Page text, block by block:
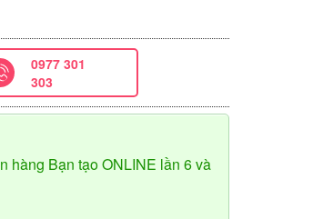
0977 301
303
hàng Bạn tạo ONLINE lần 6 và